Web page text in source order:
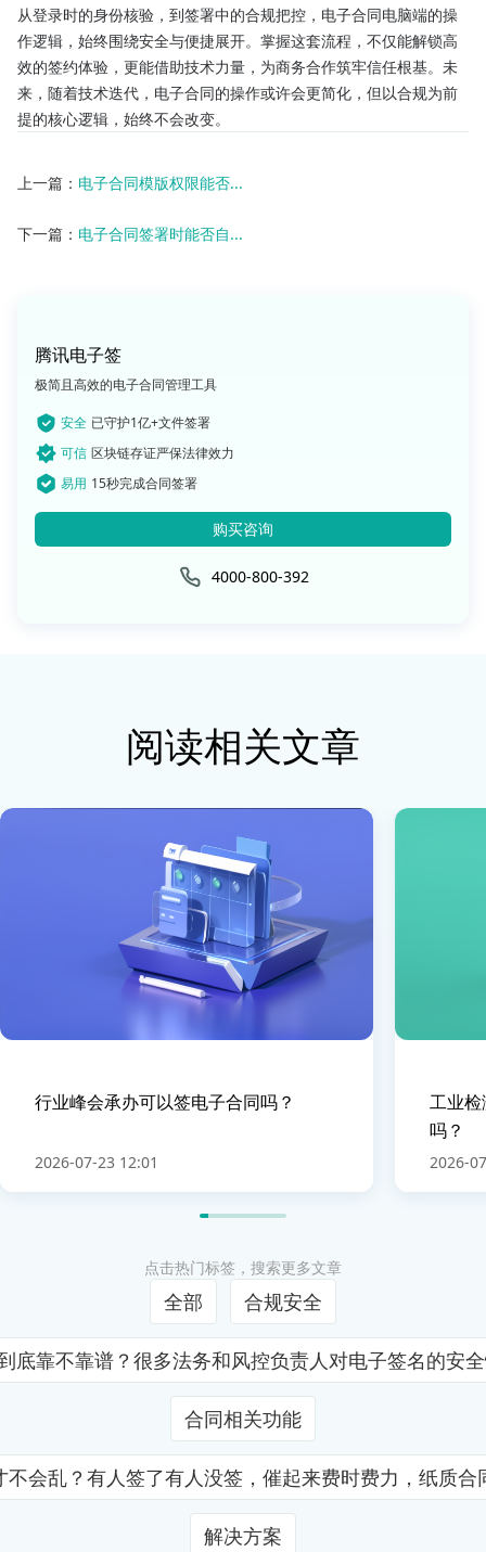
从登录时的身份核验，到签署中的合规把控，电子合同电脑端的操
作逻辑，始终围绕安全与便捷展开。掌握这套流程，不仅能解锁高
效的签约体验，更能借助技术力量，为商务合作筑牢信任根基。未
来，随着技术迭代，电子合同的操作或许会更简化，但以合规为前
提的核心逻辑，始终不会改变。
上一篇： 电子合同模版权限能否...
下一篇： 电子合同签署时能否自...
腾讯电子签
极简且高效的电子合同管理工具
安全 已守护1亿+文件签署
可信 区块链存证严保法律效力
易用 15秒完成合同签署
购买咨询
4000-800-392
阅读相关文章
行业峰会承办可以签电子合同吗？
2026-07-23 12:01
工业
吗？
2026-
点击热门标签，搜索更多文章
全部 合规安全
靠不靠谱？很多法务和风控负责人对电子签名的
合同相关功能
会乱？有人签了有人没签，催起来费时费力，纸质
解决方案